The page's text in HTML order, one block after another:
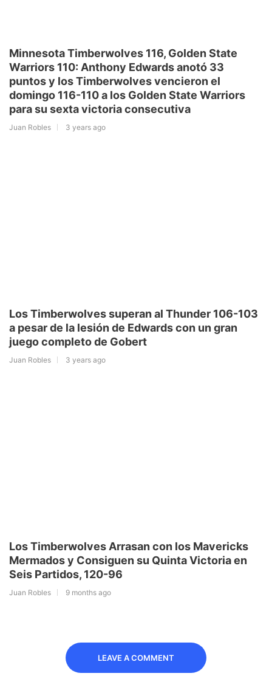
Minnesota Timberwolves 116, Golden State
Warriors 110: Anthony Edwards anotó 33
puntos y los Timberwolves vencieron el
domingo 116-110 a los Golden State Warriors
para su sexta victoria consecutiva
Juan Robles 3 years ago
Los Timberwolves superan al Thunder 106-103
a pesar de la lesión de Edwards con un gran
juego completo de Gobert
Juan Robles 3 years ago
Los Timberwolves Arrasan con los Mavericks
Mermados y Consiguen su Quinta Victoria en
Seis Partidos, 120-96
Juan Robles 9 months ago
LEAVE A COMMENT